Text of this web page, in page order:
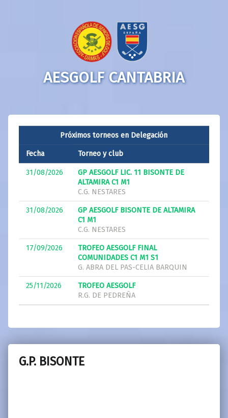
AESGOLF CANTABRIA
Próximos torneos en Delegación
Fecha Torneo y club
31/08/2026
GP AESGOLF LIC. 11 BISONTE DE
ALTAMIRA C1 M1
C.G. NESTARES
31/08/2026
GP AESGOLF BISONTE DE ALTAMIRA
C1 M1
C.G. NESTARES
17/09/2026
TROFEO AESGOLF FINAL
COMUNIDADES C1 M1 S1
G. ABRA DEL PAS-CELIA BARQUIN
25/11/2026
TROFEO AESGOLF
R.G. DE PEDREÑA
G.P. BISONTE